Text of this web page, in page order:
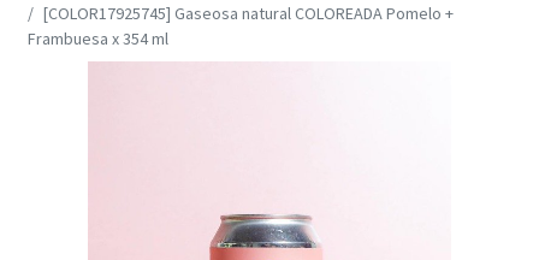
[COLOR17925745] Gaseosa natural COLOREADA Pomelo +
Frambuesa x 354 ml